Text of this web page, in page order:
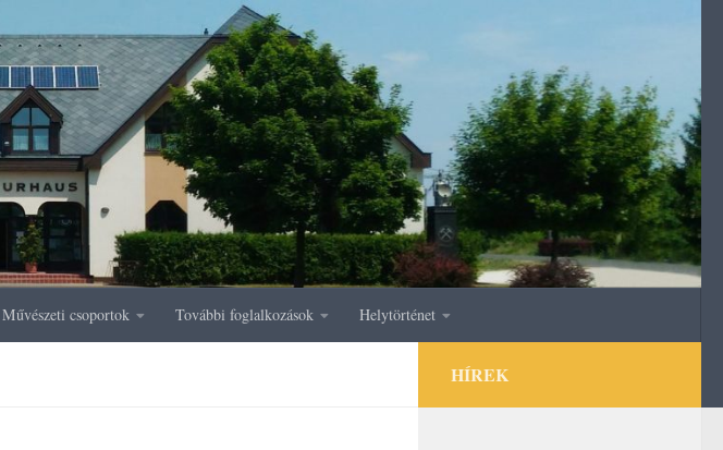
Művészeti csoportok További foglalkozások Helytörténet
HÍREK